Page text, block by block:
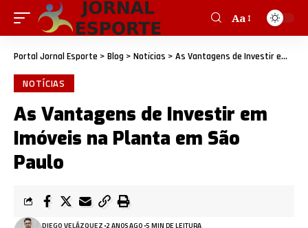
Aa
Portal Jornal Esporte > Blog > Notícias > As Vantagens de Investir em Imóveis na Planta em São Paulo
NOTÍCIAS
As Vantagens de Investir em
Imóveis na Planta em São
Paulo
DIEGO VELÁZQUEZ 2 ANOS AGO 5 MIN DE LEITURA